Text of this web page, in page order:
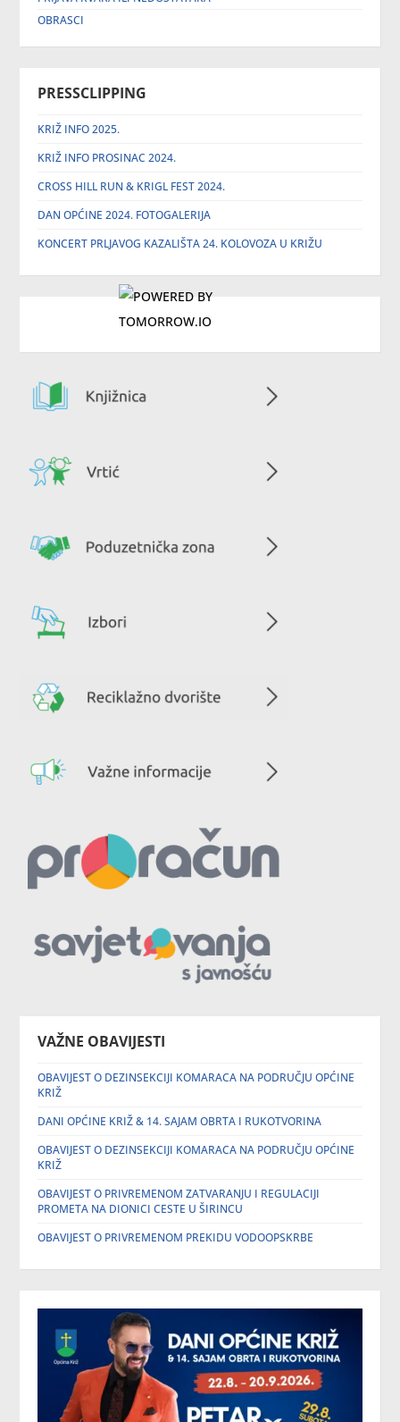
OBRASCI
PRESSCLIPPING
KRIŽ INFO 2025.
KRIŽ INFO PROSINAC 2024.
CROSS HILL RUN & KRIGL FEST 2024.
DAN OPĆINE 2024. FOTOGALERIJA
KONCERT PRLJAVOG KAZALIŠTA 24. KOLOVOZA U KRIŽU
VAŽNE OBAVIJESTI
OBAVIJEST O DEZINSEKCIJI KOMARACA NA PODRUČJU OPĆINE
KRIŽ
DANI OPĆINE KRIŽ & 14. SAJAM OBRTA I RUKOTVORINA
OBAVIJEST O DEZINSEKCIJI KOMARACA NA PODRUČJU OPĆINE
KRIŽ
OBAVIJEST O PRIVREMENOM ZATVARANJU I REGULACIJI
PROMETA NA DIONICI CESTE U ŠIRINCU
OBAVIJEST O PRIVREMENOM PREKIDU VODOOPSKRBE